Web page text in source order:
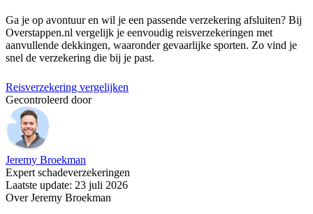
Ga je op avontuur en wil je een passende verzekering afsluiten? Bij
Overstappen.nl vergelijk je eenvoudig reisverzekeringen met
aanvullende dekkingen, waaronder gevaarlijke sporten. Zo vind je
snel de verzekering die bij je past.
Reisverzekering vergelijken
Gecontroleerd door
Jeremy Broekman
Expert schadeverzekeringen
Laatste update: 23 juli 2026
Over Jeremy Broekman